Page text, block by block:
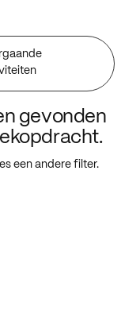
gevonden
een andere filter.